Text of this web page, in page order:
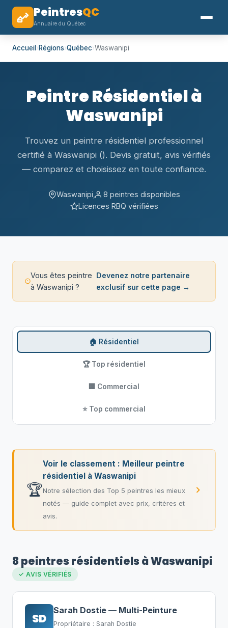
PeintresQC
Annuaire du Québec
Accueil ›Régions›Québec›Waswanipi
Peintre Résidentiel à
Waswanipi
Trouvez un peintre résidentiel professionnel
certifié à Waswanipi (). Devis gratuit, avis vérifiés
— comparez et choisissez en toute confiance.
Waswanipi,
8 peintres disponibles
Licences RBQ vérifiées
Vous êtes peintre
à Waswanipi ?
Devenez notre partenaire
exclusif sur cette page →
🏠 Résidentiel
🏆 Top résidentiel
🏢 Commercial
⭐ Top commercial
🏆
Voir le classement : Meilleur peintre
résidentiel à Waswanipi
Notre sélection des Top 5 peintres les mieux
notés — guide complet avec prix, critères et
avis.
8 peintres résidentiels à Waswanipi
✓ AVIS VÉRIFIÉS
SD
Sarah Dostie — Multi-Peinture
Propriétaire : Sarah Dostie